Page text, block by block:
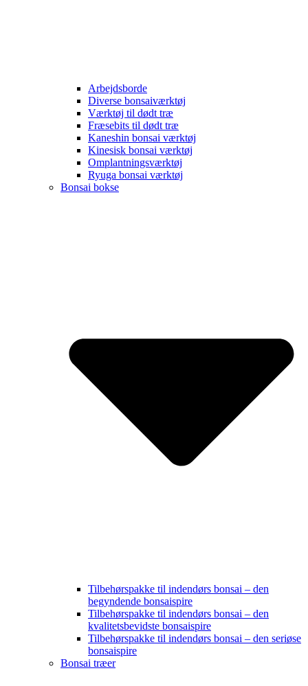
Arbejdsborde
Diverse bonsaiværktøj
Værktøj til dødt træ
Fræsebits til dødt træ
Kaneshin bonsai værktøj
Kinesisk bonsai værktøj
Omplantningsværktøj
Ryuga bonsai værktøj
Bonsai bokse
Tilbehørspakke til indendørs bonsai – den
begyndende bonsaispire
Tilbehørspakke til indendørs bonsai – den
kvalitetsbevidste bonsaispire
Tilbehørspakke til indendørs bonsai – den seriøse
bonsaispire
Bonsai træer